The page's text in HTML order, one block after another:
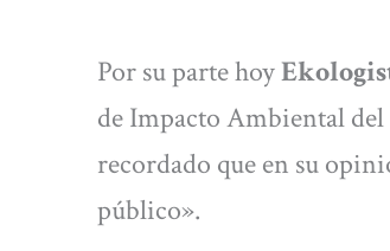
Por su parte hoy
de Impacto Ambiental
recordado que en su
público».